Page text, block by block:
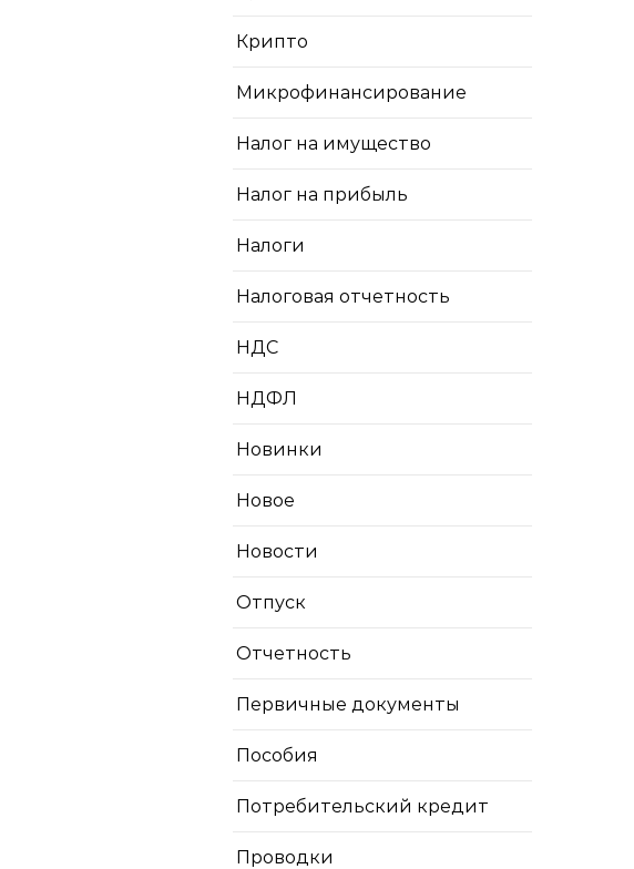
Крипто
Микрофинансирование
Налог на имущество
Налог на прибыль
Налоги
Налоговая отчетность
НДС
НДФЛ
Новинки
Новое
Новости
Отпуск
Отчетность
Первичные документы
Пособия
Потребительский кредит
Проводки